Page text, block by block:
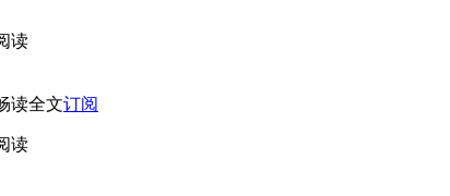
读
读全文订阅
读